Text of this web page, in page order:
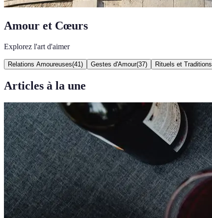
Amour et Cœurs
Explorez l'art d'aimer
Relations Amoureuses(41 ) Gestes d'Amour(37) Rituels et Traditions
Articles à la une